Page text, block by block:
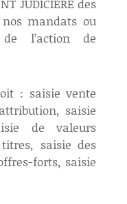
mandats ou
l’action de
: saisie vente
saisie
de valeurs
saisie des
forts, saisie